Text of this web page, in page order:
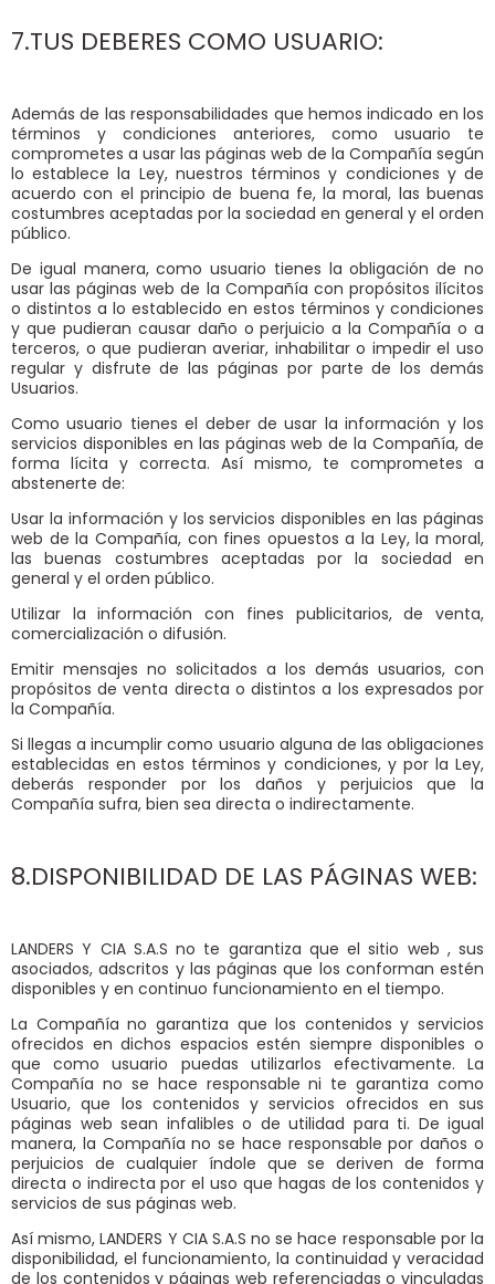
7.TUS DEBERES COMO USUARIO:
Además de las responsabilidades que hemos indicado en los
términos y condiciones anteriores, como usuario te
comprometes a usar las páginas web de la Compañía según
lo establece la Ley, nuestros términos y condiciones y de
acuerdo con el principio de buena fe, la moral, las buenas
costumbres aceptadas por la sociedad en general y el orden
público.
De igual manera, como usuario tienes la obligación de no
usar las páginas web de la Compañía con propósitos ilícitos
o distintos a lo establecido en estos términos y condiciones
y que pudieran causar daño o perjuicio a la Compañía o a
terceros, o que pudieran averiar, inhabilitar o impedir el uso
regular y disfrute de las páginas por parte de los demás
Usuarios.
Como usuario tienes el deber de usar la información y los
servicios disponibles en las páginas web de la Compañía, de
forma lícita y correcta. Así mismo, te comprometes a
abstenerte de:
Usar la información y los servicios disponibles en las páginas
web de la Compañía, con fines opuestos a la Ley, la moral,
las buenas costumbres aceptadas por la sociedad en
general y el orden público.
Utilizar la información con fines publicitarios, de venta,
comercialización o difusión.
Emitir mensajes no solicitados a los demás usuarios, con
propósitos de venta directa o distintos a los expresados por
la Compañía.
Si llegas a incumplir como usuario alguna de las obligaciones
establecidas en estos términos y condiciones, y por la Ley,
deberás responder por los daños y perjuicios que la
Compañía sufra, bien sea directa o indirectamente.
8.DISPONIBILIDAD DE LAS PÁGINAS WEB:
LANDERS Y CIA S.A.S no te garantiza que el sitio web , sus
asociados, adscritos y las páginas que los conforman estén
disponibles y en continuo funcionamiento en el tiempo.
La Compañía no garantiza que los contenidos y servicios
ofrecidos en dichos espacios estén siempre disponibles o
que como usuario puedas utilizarlos efectivamente. La
Compañía no se hace responsable ni te garantiza como
Usuario, que los contenidos y servicios ofrecidos en sus
páginas web sean infalibles o de utilidad para ti. De igual
manera, la Compañía no se hace responsable por daños o
perjuicios de cualquier índole que se deriven de forma
directa o indirecta por el uso que hagas de los contenidos y
servicios de sus páginas web.
Así mismo, LANDERS Y CIA S.A.S no se hace responsable por la
disponibilidad, el funcionamiento, la continuidad y veracidad
de los contenidos y páginas web referenciadas o vinculadas